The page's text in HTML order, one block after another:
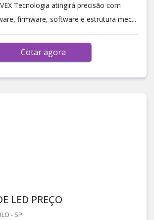
Tecnologia atingirá precisão com
firmware, software e estrutura mec...
Cotar agora
LED PREÇO
- SP